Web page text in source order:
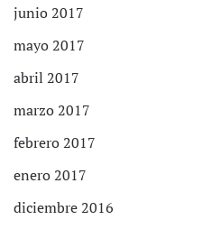
junio 2017
mayo 2017
abril 2017
marzo 2017
febrero 2017
enero 2017
diciembre 2016